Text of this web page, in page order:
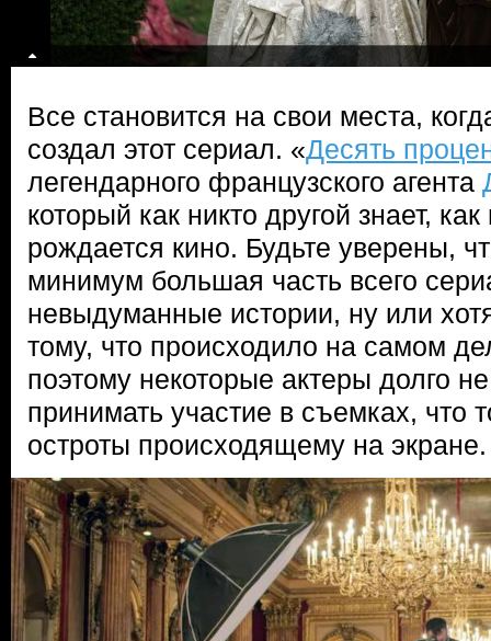
Все становится на свои места,
создал этот сериал. «Десять
легендарного французского агента
который как никто другой знает,
рождается кино. Будьте уверены,
минимум большая часть всего
невыдуманные истории, ну или
тому, что происходило на самом
поэтому некоторые актеры долго
принимать участие в съемках, что
остроты происходящему на экране.